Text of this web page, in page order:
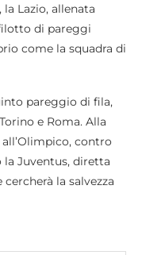
, la Lazio, allenata
di pareggi
come la squadra di
pareggio di fila,
e Roma. Alla
contro
Juventus, diretta
la salvezza